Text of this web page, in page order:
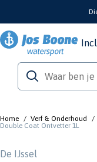
Home / Verf & Onderhoud /
Double Coat Ontvetter 1L
De IJssel